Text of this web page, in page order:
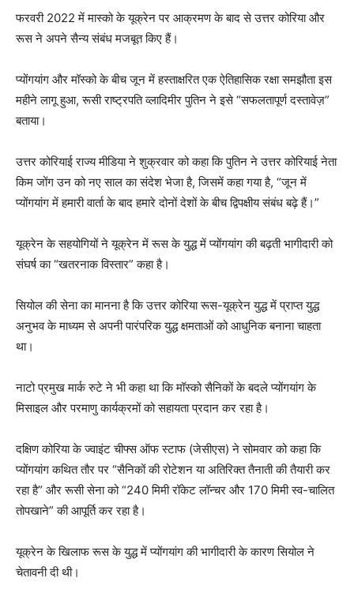
फरवरी 2022 में मास्को के यूक्रेन पर आक्रमण के बाद से उत्तर कोरिया और
रूस ने अपने सैन्य संबंध मजबूत किए हैं।
प्योंगयांग और मॉस्को के बीच जून में हस्ताक्षरित एक ऐतिहासिक रक्षा समझौता इस
महीने लागू हुआ, रूसी राष्ट्रपति व्लादिमीर पुतिन ने इसे “सफलतापूर्ण दस्तावेज़”
बताया।
उत्तर कोरियाई राज्य मीडिया ने शुक्रवार को कहा कि पुतिन ने उत्तर कोरियाई नेता
किम जोंग उन को नए साल का संदेश भेजा है, जिसमें कहा गया है, “जून में
प्योंगयांग में हमारी वार्ता के बाद हमारे दोनों देशों के बीच द्विपक्षीय संबंध बढ़े हैं।”
यूक्रेन के सहयोगियों ने यूक्रेन में रूस के युद्ध में प्योंगयांग की बढ़ती भागीदारी को
संघर्ष का “खतरनाक विस्तार” कहा है।
सियोल की सेना का मानना ​​है कि उत्तर कोरिया रूस-यूक्रेन युद्ध में प्राप्त युद्ध
अनुभव के माध्यम से अपनी पारंपरिक युद्ध क्षमताओं को आधुनिक बनाना चाहता
था।
नाटो प्रमुख मार्क रुटे ने भी कहा था कि मॉस्को सैनिकों के बदले प्योंगयांग के
मिसाइल और परमाणु कार्यक्रमों को सहायता प्रदान कर रहा है।
दक्षिण कोरिया के ज्वाइंट चीफ्स ऑफ स्टाफ (जेसीएस) ने सोमवार को कहा कि
प्योंगयांग कथित तौर पर “सैनिकों की रोटेशन या अतिरिक्त तैनाती की तैयारी कर
रहा है” और रूसी सेना को “240 मिमी रॉकेट लॉन्चर और 170 मिमी स्व-चालित
तोपखाने” की आपूर्ति कर रहा है।
यूक्रेन के खिलाफ रूस के युद्ध में प्योंगयांग की भागीदारी के कारण सियोल ने
चेतावनी दी थी।